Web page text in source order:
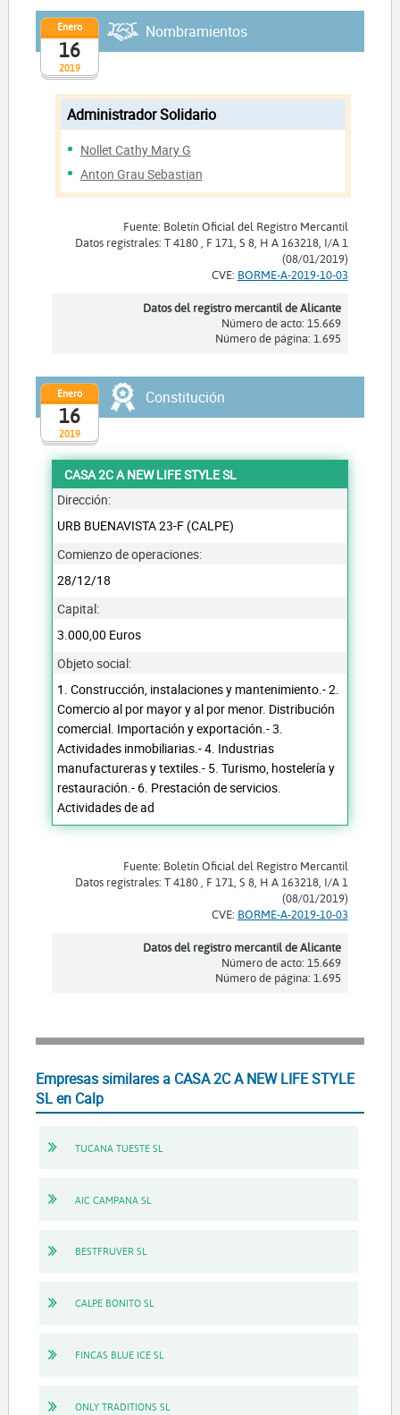
2019
Enero
16
Nombramientos
Administrador Solidario
Nollet Cathy Mary G
Anton Grau Sebastian
Fuente: Boletín Oficial del Registro Mercantil
Datos registrales: T 4180 , F 171, S 8, H A 163218, I/A 1
(08/01/2019)
CVE: BORME-A-2019-10-03
Datos del registro mercantil de Alicante
Número de acto: 15.669
Número de página: 1.695
2019
Enero
16
Constitución
CASA 2C A NEW LIFE STYLE SL
Dirección:
URB BUENAVISTA 23-F (CALPE)
Comienzo de operaciones:
28/12/18
Capital:
3.000,00 Euros
Objeto social:
1. Construcción, instalaciones y mantenimiento.- 2.
Comercio al por mayor y al por menor. Distribución
comercial. Importación y exportación.- 3.
Actividades inmobiliarias.- 4. Industrias
manufactureras y textiles.- 5. Turismo, hostelería y
restauración.- 6. Prestación de servicios.
Actividades de ad
Fuente: Boletín Oficial del Registro Mercantil
Datos registrales: T 4180 , F 171, S 8, H A 163218, I/A 1
(08/01/2019)
CVE: BORME-A-2019-10-03
Datos del registro mercantil de Alicante
Número de acto: 15.669
Número de página: 1.695
Empresas similares a CASA 2C A NEW LIFE STYLE
SL en Calp
TUCANA TUESTE SL
AIC CAMPANA SL
BESTFRUVER SL
CALPE BONITO SL
FINCAS BLUE ICE SL
ONLY TRADITIONS SL